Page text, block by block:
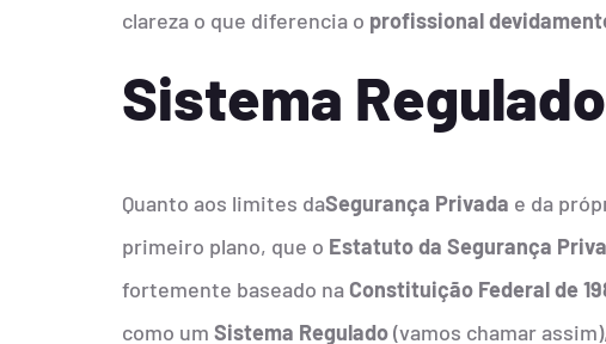
clareza o que diferencia o profissional
Sistema Regulado
Quanto aos limites daSegurança Privada e da
primeiro plano, que o Estatuto da Segurança
fortemente baseado na Constituição Federal de
como um Sistema Regulado(vamos chamar